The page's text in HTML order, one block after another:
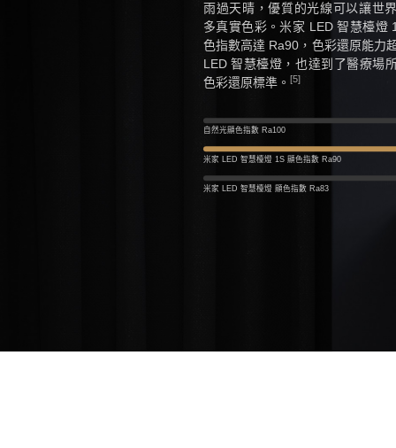
雨過天晴，優質的光線可以讓世
多真實色彩。米家 LED 智慧檯燈
色指數高達 Ra90，色彩還原能力
LED 智慧檯燈，也達到了醫療場
色彩還原標準。 [5]
自然光顯色指數 Ra100
米家 LED 智慧檯燈 1S 顯色指數 Ra90
米家 LED 智慧檯燈 顯色指數 Ra83